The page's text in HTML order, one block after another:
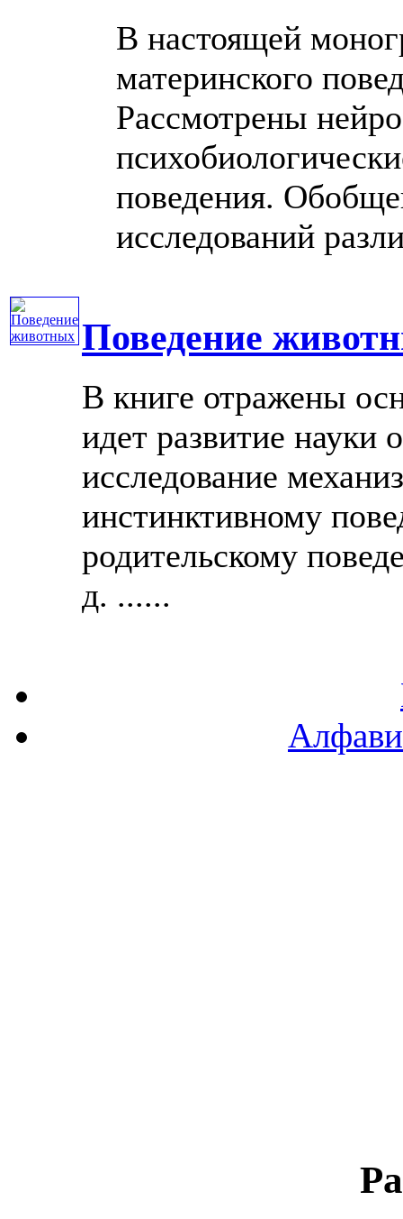
В настоящей
материнского
Рассмотрены
поведения.
исследований
Поведение
В книге отражены
идет развитие
исследование
инстинктивному
родительскому
д. ......